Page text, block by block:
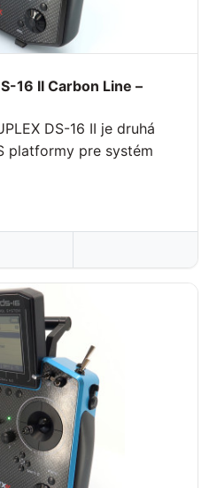
16 II Carbon Line –
DS-16 II je druhá
platformy pre systém